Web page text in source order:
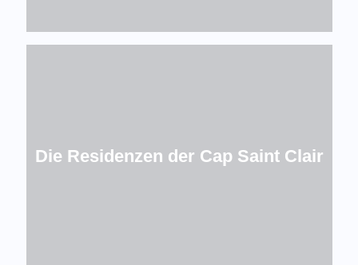
Die Residenzen der Cap Saint Clair